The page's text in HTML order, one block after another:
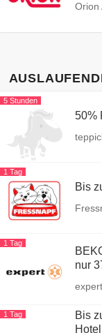
Orion
50%
5 Stunden
Bis
1 Tag
nur
1 Tag
Bis
1 Tag